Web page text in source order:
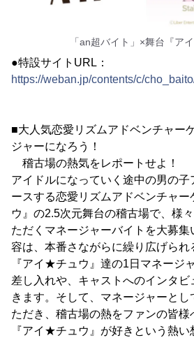
「an超バイト」×舞台『ア
●特設サイトURL：
https://weban.jp/contents/c/
■大人気恋愛リズムアドベンチャー
ジャーになろう！
稽古場の熱気をレポートせよ！
アイドルになっていく途中の男の子
ースする恋愛リズムアドベンチャ
ウ』の2.5次元舞台の稽古場で、様
ただくマネージャーバイトを大募
容は、本番さながらに繰り広げられ
『アイ★チュウ』達の1日マネージ
差し入れや、キャストへのインタ
きます。そして、マネージャーと
ただき、稽古場の熱をファンの皆様
『アイ★チュウ』が好きという熱